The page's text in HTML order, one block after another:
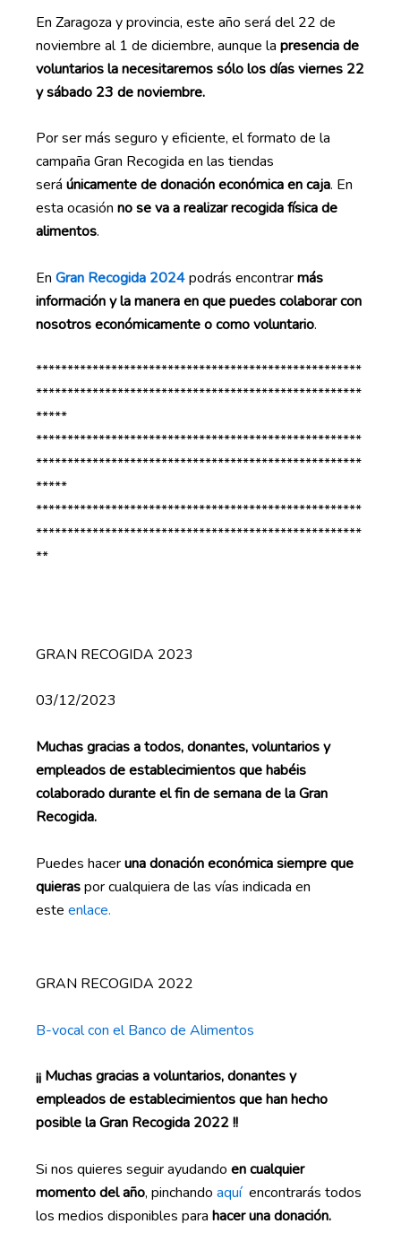
En Zaragoza y provincia, este año será del 22 de
noviembre al 1 de diciembre, aunque la presencia de
voluntarios la necesitaremos sólo los días viernes 22
y sábado 23 de noviembre.
Por ser más seguro y eficiente, el formato de la
campaña Gran Recogida en las tiendas
será únicamente de donación económica en caja. En
esta ocasión no se va a realizar recogida física de
alimentos.
En Gran Recogida 2024podrás encontrarmás
información y la manera en que puedes colaborar con
nosotros económicamente o como voluntario.
****************************************************
****************************************************
*****
****************************************************
****************************************************
*****
****************************************************
****************************************************
**
GRAN RECOGIDA 2023
03/12/2023
Muchas gracias a todos, donantes, voluntarios y
empleados de establecimientos que habéis
colaborado durante el fin de semanade la Gran
Recogida.
Puedes haceruna donación económica siempre que
quieraspor cualquiera de las vías indicada en
este enlace.
GRAN RECOGIDA 2022
B-vocal con el Banco de Alimentos
¡¡ Muchas gracias a voluntarios, donantes y
empleados de establecimientos que han hecho
posible la Gran Recogida 2022 !!
Si nos quieres seguir ayudando en cualquier
momento del año, pinchando aquí encontrarás todos
los medios disponibles para hacer una donación.